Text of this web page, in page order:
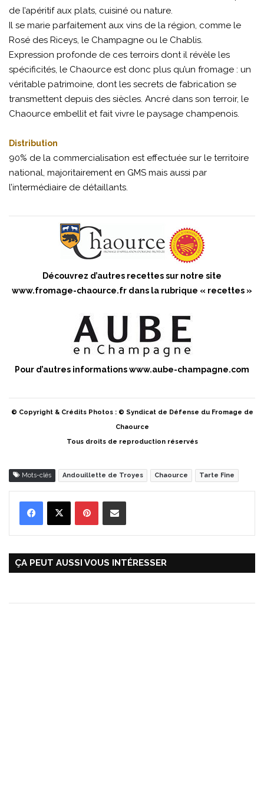
de l’apéritif aux plats, cuisiné ou nature.
Il se marie parfaitement aux vins de la région, comme le
Rosé des Riceys, le Champagne ou le Chablis.
Expression profonde de ces terroirs dont il révèle les
spécificités, le Chaource est donc plus qu’un fromage : un
véritable patrimoine, dont les secrets de fabrication se
transmettent depuis des siècles. Ancré dans son terroir, le
Chaource embellit et fait vivre le paysage champenois.
Distribution
90% de la commercialisation est effectuée sur le territoire
national, majoritairement en GMS mais aussi par
l’intermédiaire de détaillants.
Découvrez d’autres recettes sur notre site
www.fromage-chaource.fr dans la rubrique « recettes »
Pour d’autres informationswww.aube-champagne.com
© Copyright & Crédits Photos : © Syndicat de Défense du Fromage de
Chaource
Tous droits de reproduction réservés
Mots-clés Andouillette de Troyes Chaource Tarte Fine
ÇA PEUT AUSSI VOUS INTÉRESSER